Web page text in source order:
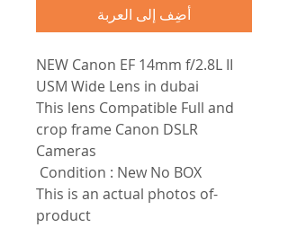
أضِف إلى العربة
NEW Canon EF 14mm f/2.8L II
USM Wide Lens in dubai
This lens Compatible Full and
crop frame Canon DSLR
Cameras
Condition : New No BOX
-This is an actual photos of
product